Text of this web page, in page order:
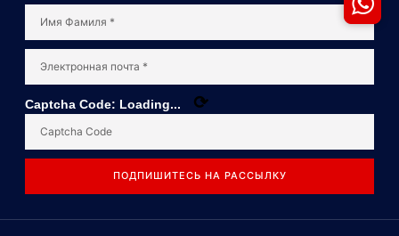
Captcha Code: Loading... ⟳
ПОДПИШИТЕСЬ НА РАССЫЛКУ